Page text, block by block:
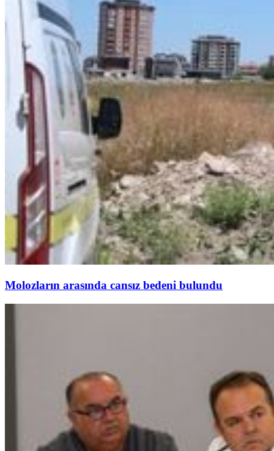
Molozların arasında cansız bedeni bulundu